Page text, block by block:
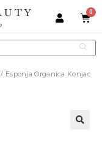
/ Esponja Organica Konjac